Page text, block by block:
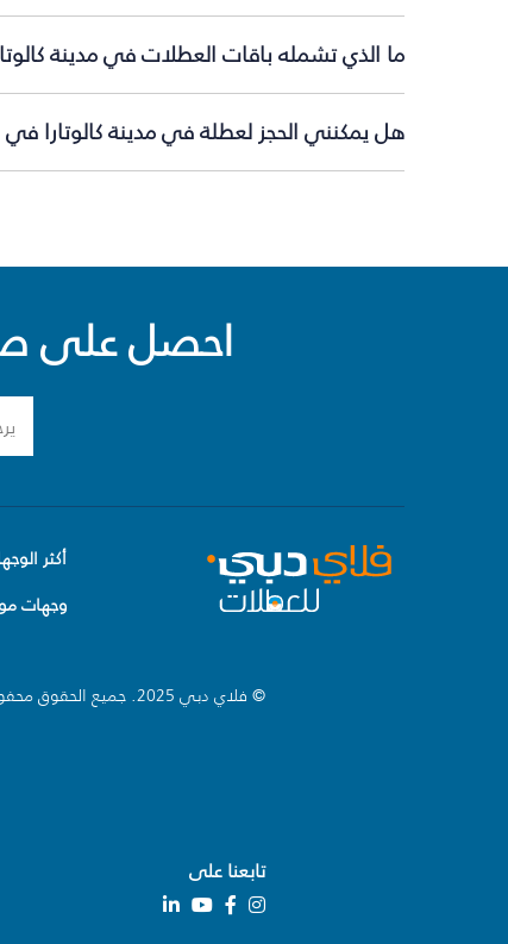
ما الذي تشمله باقات العطلات في مدينة
هل يمكنني الحجز لعطلة في مدينة كالوتارا في
احصل على
أكثر
وجهات
© فلاي دبي 2025. جميع الحقوق محفوظة.
تابعنا على